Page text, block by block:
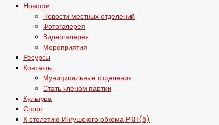
Новости
Новости местных отделений
Фотогалерея
Видеогалерея
Мероприятия
Ресурсы
Контакты
Муниципальные отделения
Стать членом партии
Культура
Спорт
К столетию Ингушского обкома РКП(б)